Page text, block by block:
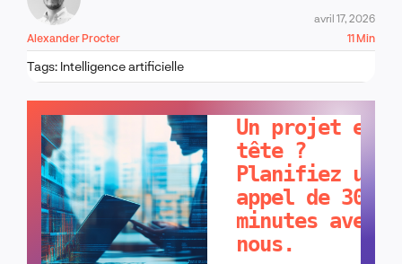
Alexander Procter
avril 17, 2026
11 Min
Tags: Intelligence artificielle
Un projet en
tête ?
Planifiez un
appel de 30
minutes avec
nous.